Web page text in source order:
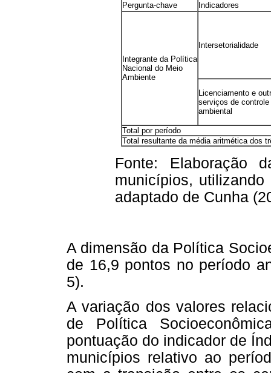
Pergunta-chave
Indicadores
Integrante da Política
Nacional do Meio
Ambiente
Intersetorialidade
Licenciamento e
serviços de controle
ambiental
Total por período
Total resultante da média aritmética dos
Fonte: Elaboração
municípios,
adaptado de Cunha
A dimensão da Política
de 16,9 pontos no período
5).
A variação dos valores
de Política
pontuação do indicador de
municípios relativo ao